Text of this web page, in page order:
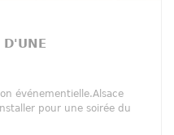
D'UNE
événementielle.Alsace
pour une soirée du